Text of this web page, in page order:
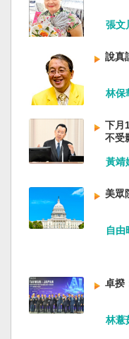
近平思想嗎？ 最
項。」這是每次
洗了多少人？這
大續任鋪平道路
名中央委員被官
職務。另外還有
領銜的是兩名政
新疆黨委書記馬
席何衛東、原軍
立、原軍委政治
備發展部部長許
前空軍政委郭普
南部戰區司令員
委鍾紹軍等。 黨
天立、前內蒙古
主席易會滿、前
省委書記易煉紅
張文
說真
林保
下月
不受
黃靖
美眾
自由
卓揆
林薏